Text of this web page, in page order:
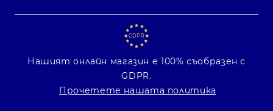
GDPR
Нашият онлайн магазин е 100% съобразен с
GDPR.
Прочетете нашата политика